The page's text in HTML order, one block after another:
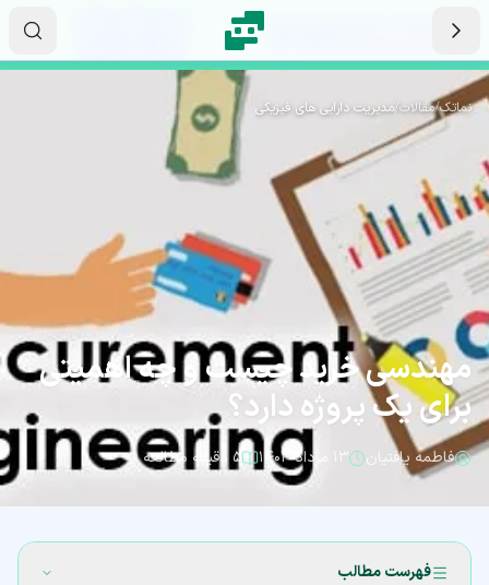
نماتک/مقالات/مدیریت دارایی های فیزیکی
مهندسی خرید چیست و چه اهمیتی
برای یک پروژه دارد؟
فاطمه یافتیان ۱۳ مرداد ۱۴۰۳ ۵ دقیقه مطالعه
فهرست مطالب